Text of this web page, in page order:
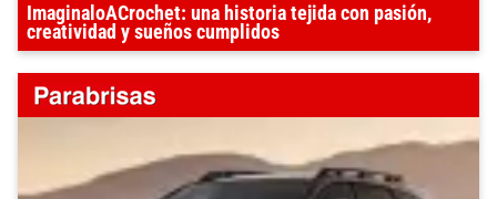
ImaginaloACrochet: una historia tejida con pasión,
creatividad y sueños cumplidos